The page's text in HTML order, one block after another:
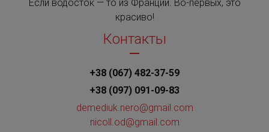
Если водосток — то из Франции. Во-первых, это
красиво!
Контакты
+38 (067) 482-37-59
+38 (097) 091-09-83
demediuk.nero@gmail.com
nicoll.od@gmail.com